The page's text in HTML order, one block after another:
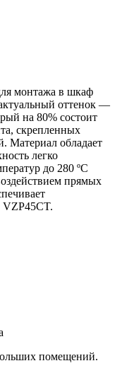
монтажа в шкаф
оттенок —
на 80% состоит
скрепленных
Материал обладает
легко
до 280 ºС
прямых
VZP45CT.
помещений.